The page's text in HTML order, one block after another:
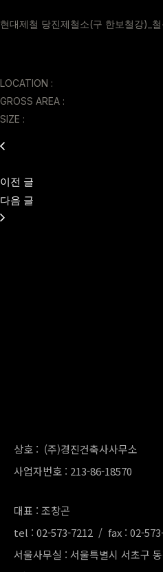
현대제철 당진제철소(구 한보철강)_철
LOCATION :
GROSS AREA :
SIZE :
이전 글
다음 글
상호 : (주)경진건축사사무소
사업자번호 : 213-86-18570
대표 : 조창곤
tel : 02-573-7212 / fax : 02-
서울사무실 : 서울특별시 서초구